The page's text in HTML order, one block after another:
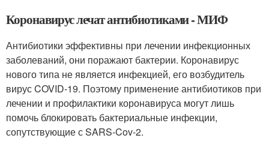
Коронавирус лечат антибиотиками - МИФ
Антибиотики эффективны при лечении инфекционных
заболеваний, они поражают бактерии. Коронавирус
нового типа не является инфекцией, его возбудитель
вирус COVID-19. Поэтому применение антибиотиков при
лечении и профилактики коронавируса могут лишь
помочь блокировать бактериальные инфекции,
сопутствующие с SARS-Cov-2.